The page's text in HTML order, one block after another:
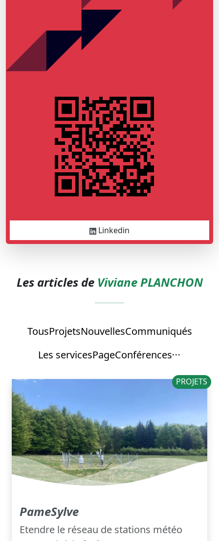
Linkedin
Les articles de Viviane PLANCHON
TousProjetsNouvellesCommuniqués
Les servicesPageConférences
PROJETS
PameSylve
Etendre le réseau de stations météo